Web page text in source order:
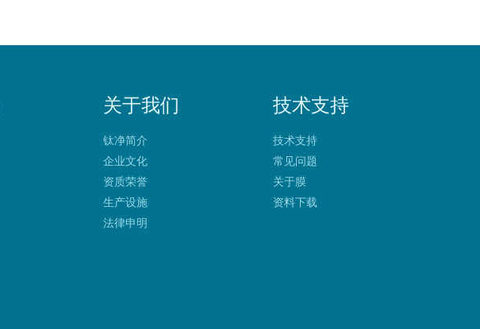
关于我们
钛净简介
企业文化
资质荣誉
生产设施
法律申明
技术支持
技术支持
常见问题
关于膜
资料下载